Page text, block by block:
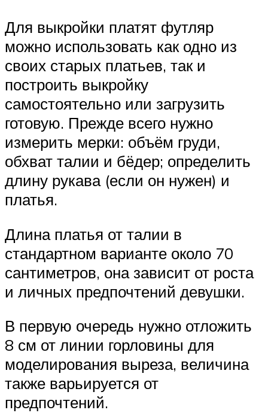
Для выкройки платят футляр
можно использовать как одно из
своих старых платьев, так и
построить выкройку
самостоятельно или загрузить
готовую. Прежде всего нужно
измерить мерки: объём груди,
обхват талии и бёдер; определить
длину рукава (если он нужен) и
платья.
Длина платья от талии в
стандартном варианте около 70
сантиметров, она зависит от роста
и личных предпочтений девушки.
В первую очередь нужно отложить
8 см от линии горловины для
моделирования выреза, величина
также варьируется от
предпочтений.